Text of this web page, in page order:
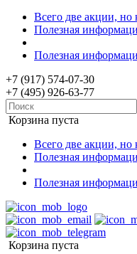
Всего две акции, но
Полезная
Полезная
+7 (917) 574-07-30
+7 (495) 926-63-77
Корзина пуста
Всего две акции, но
Полезная
Полезная
Корзина пуста